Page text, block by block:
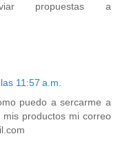
propuestas a
11:57 a.m.
puedo a sercarme a
productos mi correo